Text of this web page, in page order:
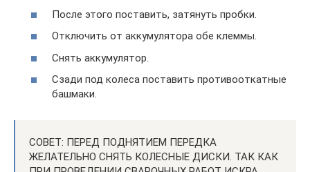
После этого поставить, затянуть пробки.
Отключить от аккумулятора обе клеммы.
Снять аккумулятор.
Сзади под колеса поставить противооткатные
башмаки.
СОВЕТ: ПЕРЕД ПОДНЯТИЕМ ПЕРЕДКА
ЖЕЛАТЕЛЬНО СНЯТЬ КОЛЕСНЫЕ ДИСКИ. ТАК КАК